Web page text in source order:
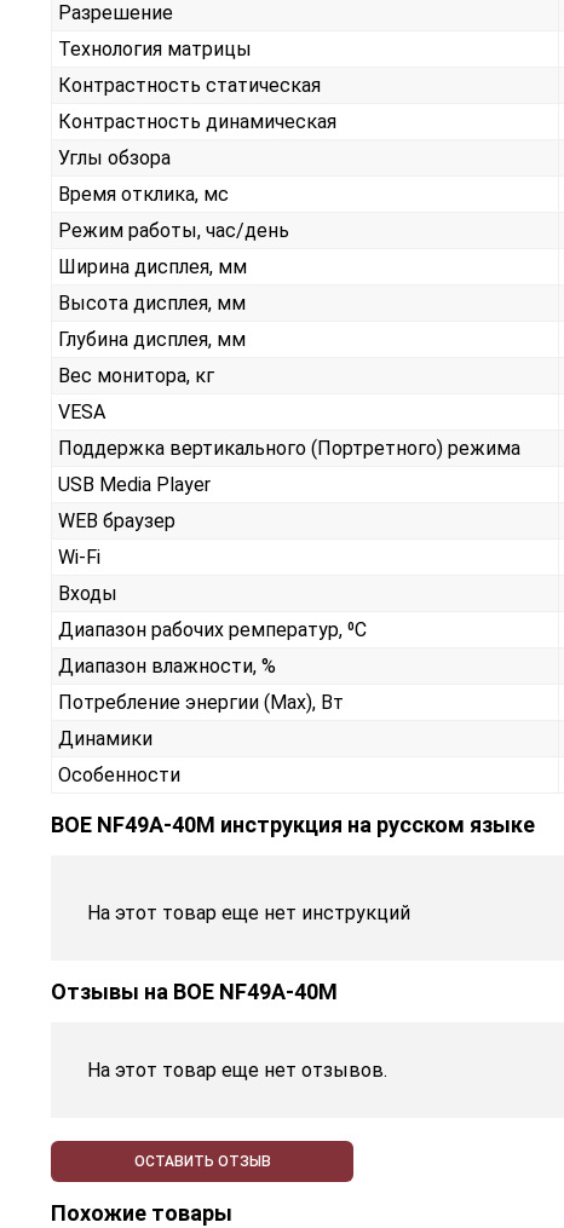
Разрешение
Технология матрицы
Контрастность статическая
Контрастность динамическая
Углы обзора
Время отклика, мс
Режим работы, час/день
Ширина дисплея, мм
Высота дисплея, мм
Глубина дисплея, мм
Вес монитора, кг
VESA
Поддержка вертикального (Портретного) режима
USB Media Player
WEB браузер
Wi-Fi
Входы
Диапазон рабочих ремператур, ⁰С
Диапазон влажности, %
Потребление энергии (Max), Вт
Динамики
Особенности
BOE NF49A-40M инструкция на русском языке
На этот товар еще нет инструкций
Отзывы на BOE NF49A-40M
На этот товар еще нет отзывов.
ОСТАВИТЬ ОТЗЫВ
Похожие товары